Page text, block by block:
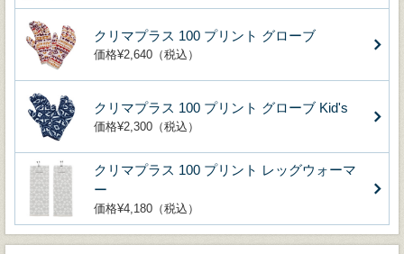
クリマプラス 100 プリント グローブ
価格¥2,640（税込）
クリマプラス 100 プリント グローブ Kid's
価格¥2,300（税込）
クリマプラス 100 プリント レッグウォーマ
ー
価格¥4,180（税込）